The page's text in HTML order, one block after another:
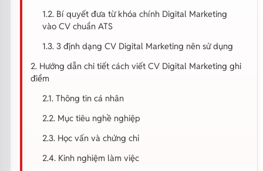
1.2. Bí quyết đưa từ khóa chính Digital Marketing
vào CV chuẩn ATS
1.3. 3 định dạng CV Digital Marketing nên sử dụng
2. Hướng dẫn chi tiết cách viết CV Digital Marketing ghi
điểm
2.1. Thông tin cá nhân
2.2. Mục tiêu nghề nghiệp
2.3. Học vấn và chứng chỉ
2.4. Kinh nghiệm làm việc